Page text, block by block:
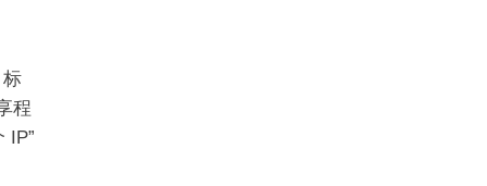
程
IP”